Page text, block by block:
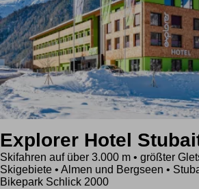
Explorer Hotel
Skifahren auf über 3.000 m • größter
Skigebiete • Almen und Bergseen •
Bikepark Schlick 2000